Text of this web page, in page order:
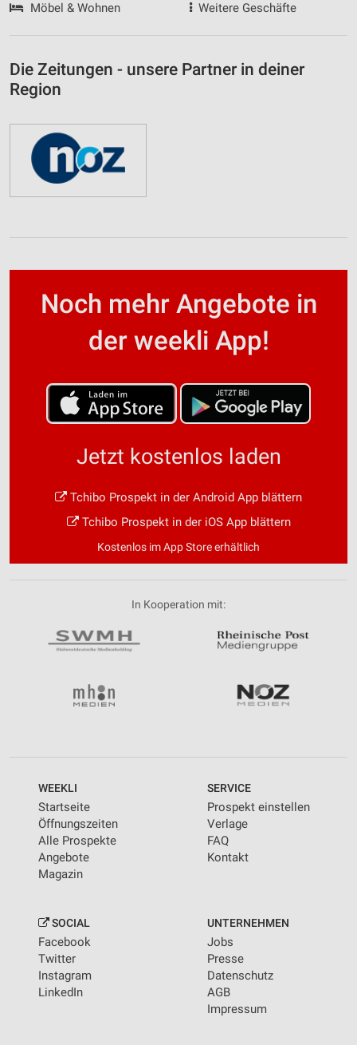
Möbel & Wohnen
Weitere Geschäfte
Die Zeitungen - unsere Partner in deiner
Region
Noch mehr Angebote in
der weekli App!
Jetzt kostenlos laden
Tchibo Prospekt in der Android App blättern
Tchibo Prospekt in der iOS App blättern
Kostenlos im App Store erhältlich
In Kooperation mit:
WEEKLI
Startseite
Öffnungszeiten
Alle Prospekte
Angebote
Magazin
SERVICE
Prospekt einstellen
Verlage
FAQ
Kontakt
SOCIAL
Facebook
Twitter
Instagram
LinkedIn
UNTERNEHMEN
Jobs
Presse
Datenschutz
AGB
Impressum